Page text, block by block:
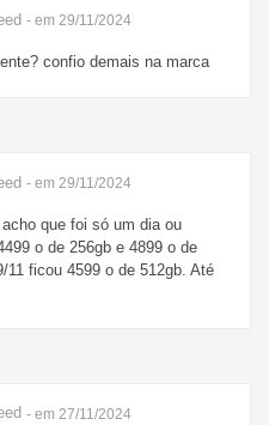
- em 29/11/2024
confio demais na marca
- em 29/11/2024
que foi só um dia ou
o de 256gb e 4899 o de
ficou 4599 o de 512gb. Até
- em 27/11/2024